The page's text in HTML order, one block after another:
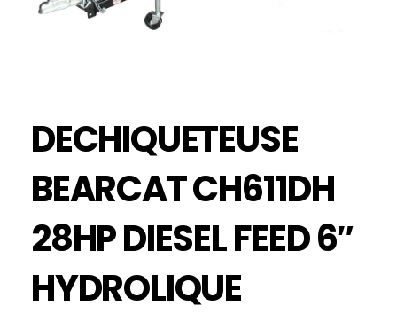
DECHIQUETEUSE
BEARCAT CH611DH
28HP DIESEL FEED 6″
HYDROLIQUE